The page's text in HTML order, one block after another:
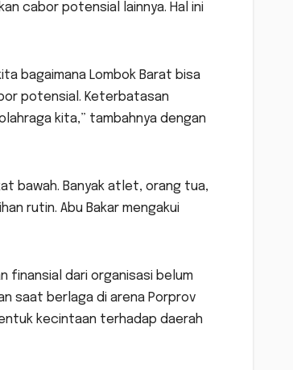
cabor potensial lainnya. Hal ini
bagaimana Lombok Barat bisa
potensial. Keterbatasan
kita,” tambahnya dengan
bawah. Banyak atlet, orang tua,
rutin. Abu Bakar mengakui
finansial dari organisasi belum
saat berlaga di arena Porprov
kecintaan terhadap daerah